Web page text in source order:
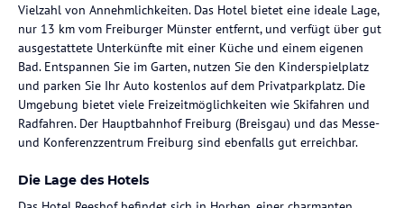
Vielzahl von Annehmlichkeiten. Das Hotel bietet eine ideale Lage,
nur 13 km vom Freiburger Münster entfernt, und verfügt über gut
ausgestattete Unterkünfte mit einer Küche und einem eigenen
Bad. Entspannen Sie im Garten, nutzen Sie den Kinderspielplatz
und parken Sie Ihr Auto kostenlos auf dem Privatparkplatz. Die
Umgebung bietet viele Freizeitmöglichkeiten wie Skifahren und
Radfahren. Der Hauptbahnhof Freiburg (Breisgau) und das Messe-
und Konferenzzentrum Freiburg sind ebenfalls gut erreichbar.
Die Lage des Hotels